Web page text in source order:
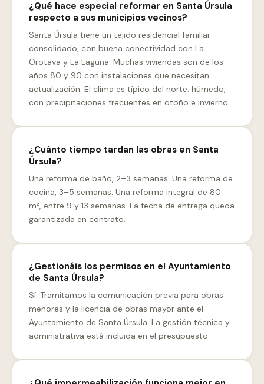
¿Qué hace especial reformar en Santa Úrsula
respecto a sus municipios vecinos?
Santa Úrsula tiene un tejido residencial familiar
consolidado, con buena conectividad con La
Orotava y La Laguna. Muchas viviendas son de los
años 80 y 90 con instalaciones que necesitan
actualización. El clima es típico del norte: húmedo,
con precipitaciones frecuentes en otoño e invierno.
¿Cuánto tiempo tardan las obras en Santa
Úrsula?
Una reforma de baño, 2–3 semanas. Una reforma de
cocina, 3–5 semanas. Una reforma integral de 80
m², entre 9 y 13 semanas. La fecha de entrega queda
garantizada en contrato.
¿Gestionáis los permisos en el Ayuntamiento
de Santa Úrsula?
Sí. Tramitamos la comunicación previa para obras
menores y la licencia de obras mayor ante el
Ayuntamiento de Santa Úrsula. La gestión técnica y
administrativa está incluida en el presupuesto.